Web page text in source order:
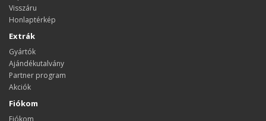
Visszáru
Honlaptérkép
Extrák
Gyártók
Ajándékutalvány
Partner program
Akciók
Fiókom
Fiókom